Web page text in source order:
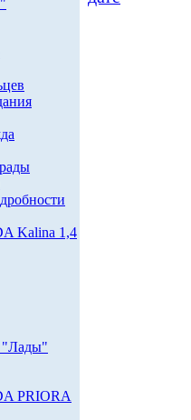
Kalina 1,4
"Лады"
PRIORA